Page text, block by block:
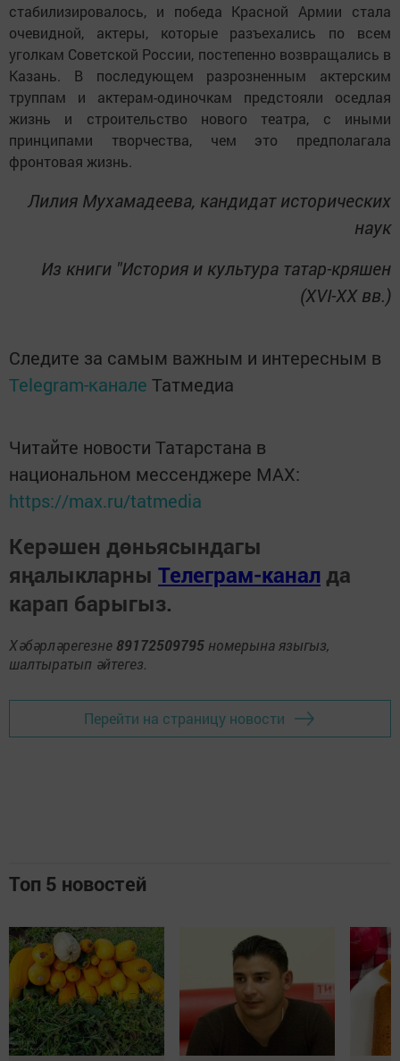
стабилизировалось, и победа Красной Армии стала
очевидной, актеры, которые разъехались по всем
уголкам Советской России, постепенно возвращались в
Казань. В последующем разрозненным актерским
труппам и актерам-одиночкам предстояли оседлая
жизнь и строительство нового театра, с иными
принципами творчества, чем это предполагала
фронтовая жизнь.
Лилия Мухамадеева, кандидат исторических
наук
Из книги "История и культура татар-кряшен
(XVI-XX вв.)
Следите за самым важным и интересным в
Telegram-канале Татмедиа
Читайте новости Татарстана в
национальном мессенджере MАХ:
https://max.ru/tatmedia
Керәшен дөньясындагы
яңалыкларны Телеграм-канал да
карап барыгыз.
Хәбәрләрегезне 89172509795 номерына языгыз,
шалтыратып әйтегез.
Перейти на страницу новости
Топ 5 новостей